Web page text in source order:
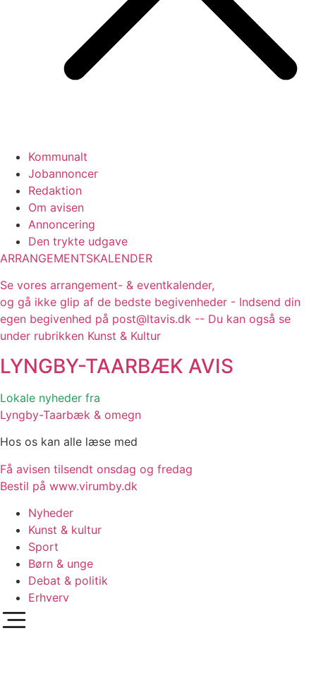
Kommunalt
Jobannoncer
Redaktion
Om avisen
Annoncering
Den trykte udgave
ARRANGEMENTSKALENDER
Se vores arrangement- & eventkalender,
og gå ikke glip af de bedste begivenheder - Indsend din
egen begivenhed på post@ltavis.dk -- Du kan også se
under rubrikken Kunst & Kultur
LYNGBY-TAARBÆK AVIS
Lokale nyheder fra
Lyngby-Taarbæk & omegn
Hos os kan alle læse med
Få avisen tilsendt onsdag og fredag
Bestil på www.virumby.dk
Nyheder
Kunst & kultur
Sport
Børn & unge
Debat & politik
Erhverv